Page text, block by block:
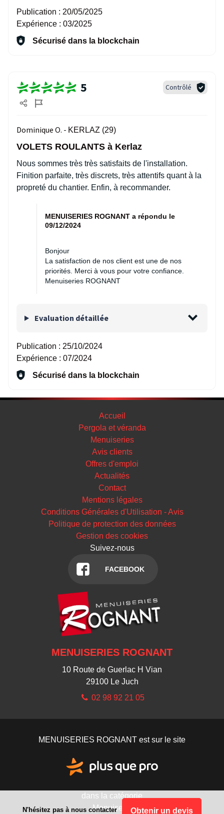
N'hésitez pas à nous contacter Obtenir un devis
Publication : 20/05/2025
Expérience : 03/2025
Sécurisé dans la blockchain
5 Contrôlé
Dominique O. - KERLAZ (29)
VOLETS ROULANTS à Kerlaz
Nous sommes très très satisfaits de l'installation.
Finition parfaite, très discrets, très attentifs quant à la
propreté du chantier. Enfin, à recommander.
MENUISERIES ROGNANT a répondu le
09/12/2024
Bonjour
La satisfaction de nos client est une de nos
priorités. Merci à vous pour votre confiance.
Menuiseries ROGNANT
Evaluation détaillée
Publication : 25/10/2024
Expérience : 07/2024
Sécurisé dans la blockchain
Accueil
Pergola et véranda
Menuiseries
Avis clients
Offres d'emploi
Actualités
Contact
Mentions légales
Conditions Générales d'Utilisation - Avis
Politique de protection des données
Gestion des cookies
Suivez-nous
FACEBOOK
MENUISERIES ROGNANT
10 Route de Guerlac H Vian
29100 Le Juch
02 98 92 21 05
MENUISERIES ROGNANT est sur le site
dans la catégorie
Menuiserie